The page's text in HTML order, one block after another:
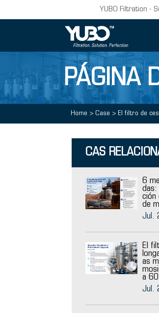
YUBO Filtration -
PÁGINA
Home > Case > El filtro de
CAS
6
ción
de
Jul.
El
as
a
Jul.